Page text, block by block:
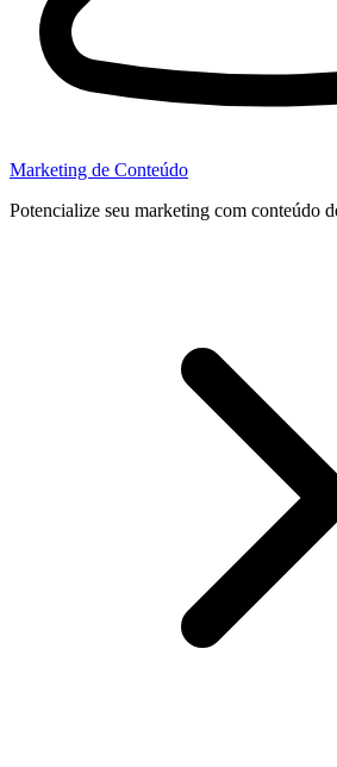
Marketing de Conteúdo
Potencialize seu marketing com conteúdo